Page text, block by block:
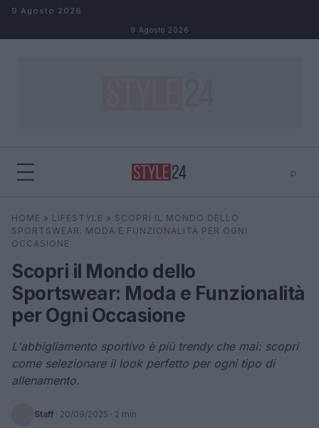
Salta al contenuto
9 Agosto 2026
9 Agosto 2026
⌕
Cerca
HOME » LIFESTYLE » SCOPRI IL MONDO DELLO
SPORTSWEAR: MODA E FUNZIONALITÀ PER OGNI
OCCASIONE
Scopri il Mondo dello
Sportswear: Moda e Funzionalità
per Ogni Occasione
L'abbigliamento sportivo è più trendy che mai: scopri
come selezionare il look perfetto per ogni tipo di
allenamento.
Staff · 20/09/2025 · 2 min